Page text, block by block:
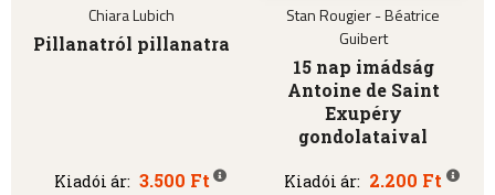
Chiara Lubich
Pillanatról pillanatra
Kiadói ár: 3.500 Ft
Stan Rougier - Béatrice
Guibert
15 nap imádság
Antoine de Saint
Exupéry
gondolataival
Kiadói ár: 2.200 Ft